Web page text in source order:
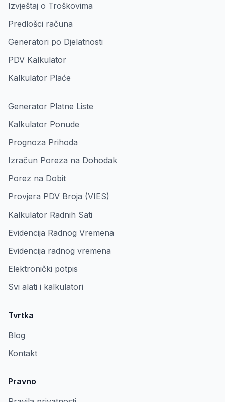
Izvještaj o Troškovima
Predlošci računa
Generatori po Djelatnosti
PDV Kalkulator
Kalkulator Plaće
Generator Platne Liste
Kalkulator Ponude
Prognoza Prihoda
Izračun Poreza na Dohodak
Porez na Dobit
Provjera PDV Broja (VIES)
Kalkulator Radnih Sati
Evidencija Radnog Vremena
Evidencija radnog vremena
Elektronički potpis
Svi alati i kalkulatori
Tvrtka
Blog
Kontakt
Pravno